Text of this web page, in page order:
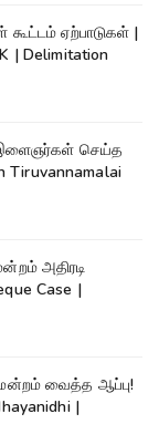
ஏற்பாடுகள் |
| Delimitation
செய்த
Tiruvannamalai
அதிரடி
Case |
வைத்த ஆப்பு!
|